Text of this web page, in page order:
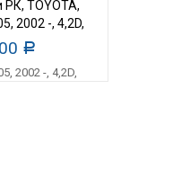
TOYOTA,
2002 -, 4,2D,
Р